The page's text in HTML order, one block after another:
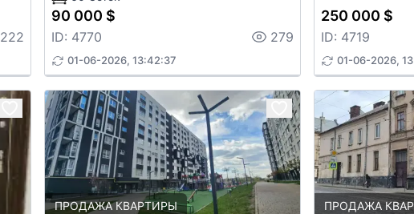
222
90 000 $
ID: 4770 279
01-06-2026, 13:42:37
250 000 $
ID: 4719
01-06-2026,
ПРОДАЖА КВАРТИРЫ ПРОДАЖА